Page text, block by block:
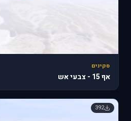
סקינים
אף 15 - צבעי אש
392